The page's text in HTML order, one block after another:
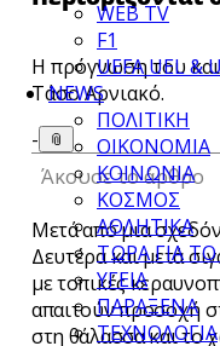
WEB TV
F1
UEFA UEL &
NEWS
ΠΟΛΙΤΙΚΗ
ΟΙΚΟΝΟΜΙΑ
ΚΟΙΝΩΝΙΑ
ΚΟΣΜΟΣ
ΑΘΛΗΤΙΚΑ
ΤΩΡΑ ΓΙΑ
ΥΓΕΙΑ
ΠΑΡΑΞΕΝΑ
ΤΕΧΝΟΛΟΓΙΑ
Η πρόγνωση του
Τάσο Αρνιακό.
-
📎
Άκουσε το άρθρο
Μετά από μια
Δευτέρα και μετά
με τοπικές
απαιτούν προσοχή
στη θάλασσα και το